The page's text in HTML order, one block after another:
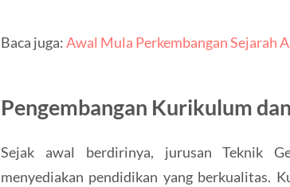
Baca juga:Awal Mula Perkembangan Sejarah
Pengembangan Kurikulum
Sejak awal berdirinya, jurusan Teknik
menyediakan pendidikan yang berkualitas.